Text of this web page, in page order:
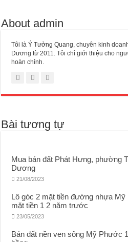
About admin
Tôi là Ý Tưởng Quang, chuyên kinh
Dương từ 2011. Tôi chỉ giới thiệu cho
hoàn chỉnh.
Bài tương tự
Mua bán đất Phát Hưng, phường
Dương
21/08/2023
Lô góc 2 mặt tiền đường nhựa
mặt tiền 1 2 năm trước
23/05/2023
Bán đất nền ven sông Mỹ Phước